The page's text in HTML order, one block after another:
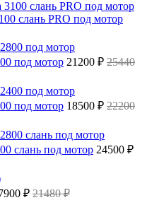
слань PRO под мотор
под мотор 21200 ₽ 25440
под мотор 18500 ₽ 22200
слань под мотор 24500 ₽
₽ 21480 ₽